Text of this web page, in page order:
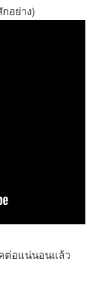
อย่าง)
ต่อแน่นอนแล้ว